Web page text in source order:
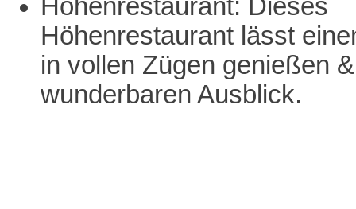
Höhenrestaurant: Dieses
Höhenrestaurant lässt
in vollen Zügen genießen
wunderbaren Ausblick.